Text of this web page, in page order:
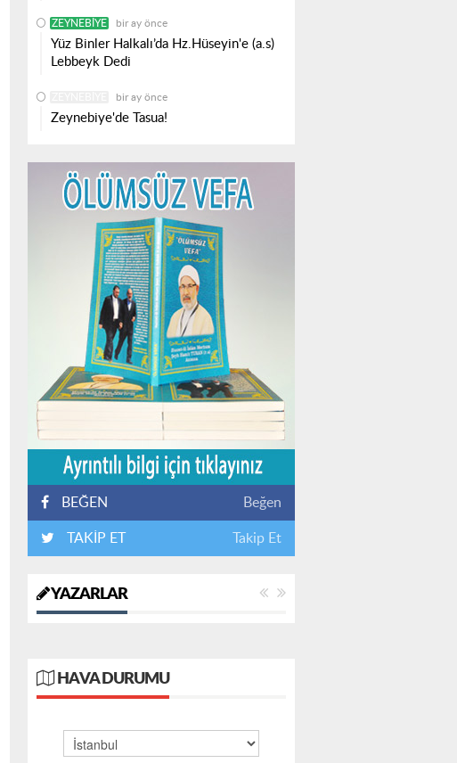
ZEYNEBIYE bir ay önce
Yüz Binler Halkalı’da Hz.Hüseyin'e (a.s)
Lebbeyk Dedi
bir ay önce
Zeynebiye'de Tasua!
BEĞEN Beğen
TAKİP ET Takip Et
YAZARLAR
HAVA DURUMU